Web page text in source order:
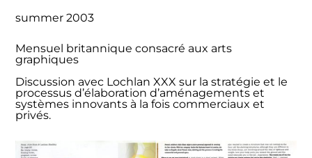
summer 2003
Mensuel britannique consacré aux arts
graphiques
Discussion avec Lochlan XXX sur la stratégie et le
processus d’élaboration d’aménagements et
systèmes innovants à la fois commerciaux et
privés.